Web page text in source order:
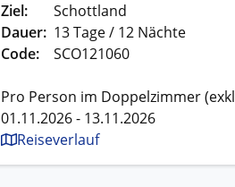
Ziel:
Schottland
Dauer: 13 Tage / 12 Nächte
Code:
SCO121060
Pro Person im Doppelzimmer
01.11.2026 - 13.11.2026
Reiseverlauf